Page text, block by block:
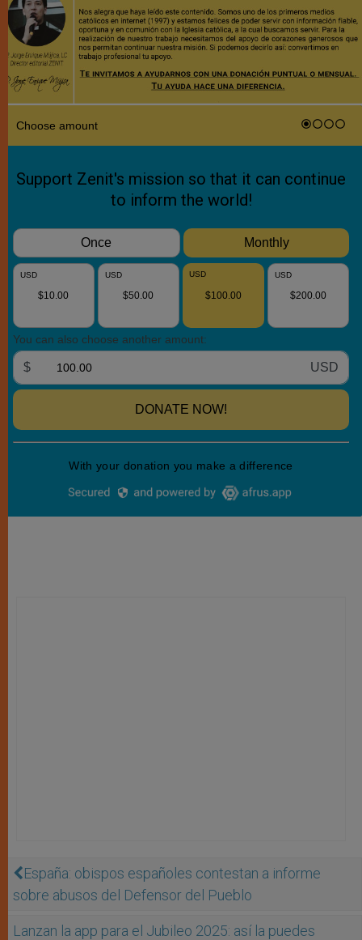
España: obispos españoles contestan a informe
sobre abusos del Defensor del Pueblo
Lanzan la app para el Jubileo 2025: así la puedes